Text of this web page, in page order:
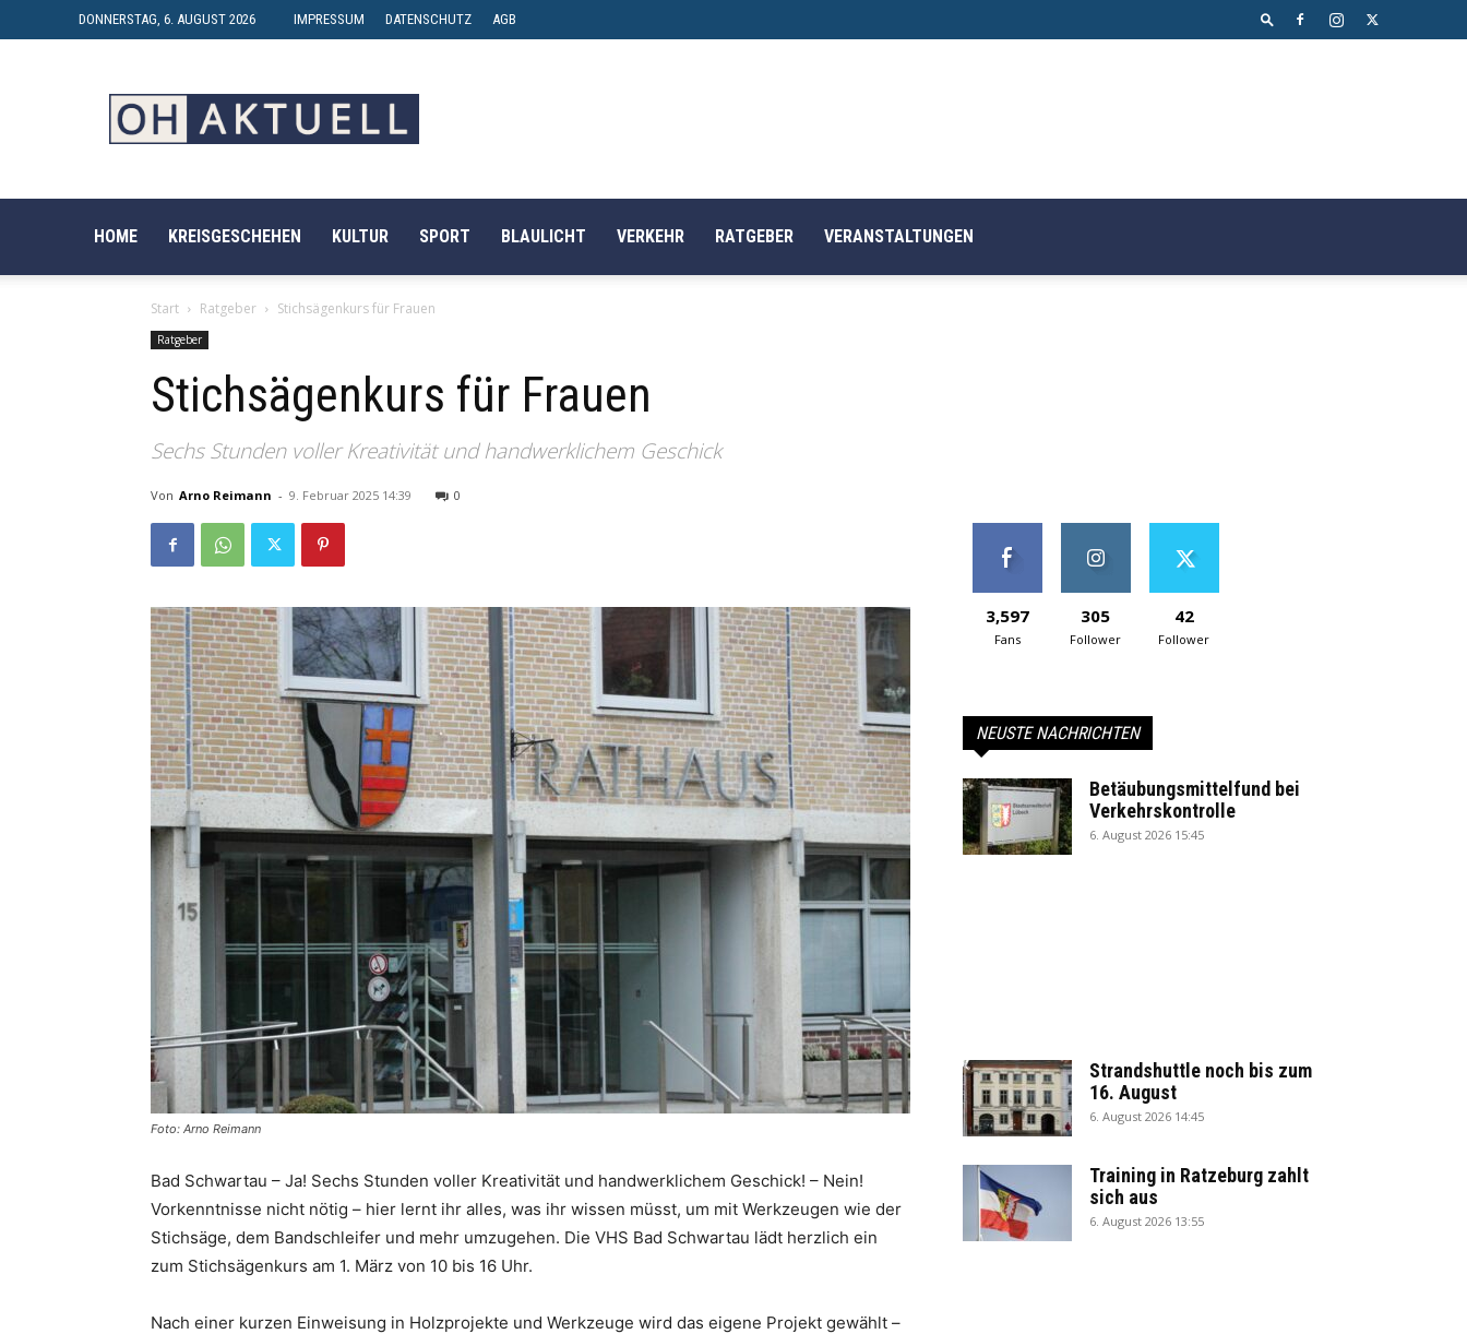
DONNERSTAG, 6. AUGUST 2026 IMPRESSUM DATENSCHUTZ AGB
AKTUELL
HOME KREISGESCHEHEN KULTUR SPORT BLAULICHT VERKEHR RATGEBER VERANSTALTUNGEN
Start Ratgeber Stichsägenkurs für Frauen
Ratgeber
Stichsägenkurs für Frauen
Sechs Stunden voller Kreativität und handwerklichem Geschick
Von Arno Reimann - 9. Februar 2025 14:39 0
Foto: Arno Reimann
Bad Schwartau – Ja! Sechs Stunden voller Kreativität und handwerklichem Geschick! – Nein!
Vorkenntnisse nicht nötig – hier lernt ihr alles, was ihr wissen müsst, um mit Werkzeugen wie der
Stichsäge, dem Bandschleifer und mehr umzugehen. Die VHS Bad Schwartau lädt herzlich ein
zum Stichsägenkurs am 1. März von 10 bis 16 Uhr.
Nach einer kurzen Einweisung in Holzprojekte und Werkzeuge wird das eigene Projekt gewählt –
3,597
Fans
305
Follower
42
Follower
NEUSTE NACHRICHTEN
Betäubungsmittelfund bei
Verkehrskontrolle
6. August 2026 15:45
Strandshuttle noch bis zum
16. August
6. August 2026 14:45
Training in Ratzeburg zahlt
sich aus
6. August 2026 13:55